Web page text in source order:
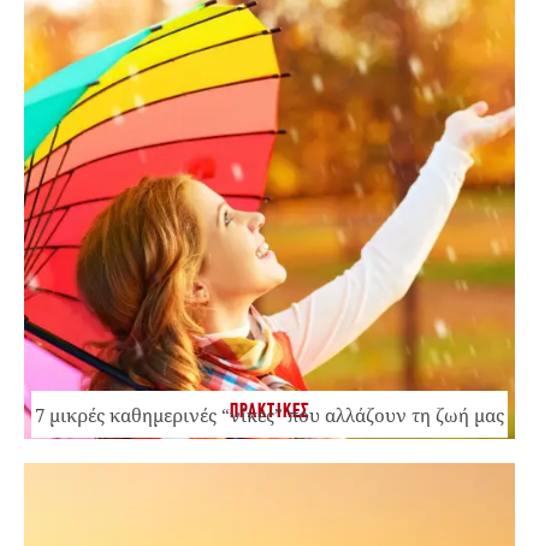
ΠΡΑΚΤΙΚΕΣ
7 μικρές καθημερινές “νίκες” που αλλάζουν τη ζωή μας